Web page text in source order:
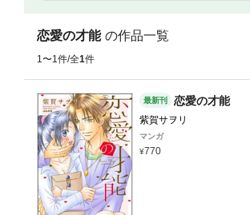
恋愛の才能 の作品一覧
1〜1件/全1件
最新刊 恋愛の才能
紫賀サヲリ
マンガ
770